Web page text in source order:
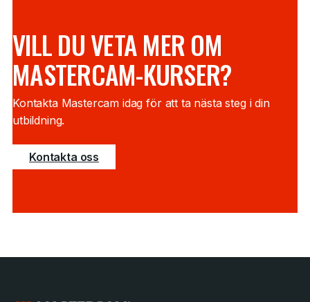
VILL DU VETA MER OM
MASTERCAM-KURSER?
Kontakta Mastercam idag för att ta nästa steg i din
utbildning.
Kontakta oss